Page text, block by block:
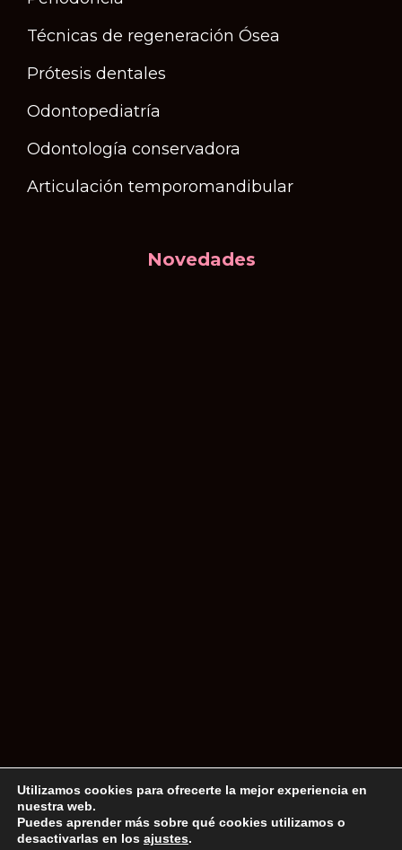
Técnicas de regeneración Ósea
Prótesis dentales
Odontopediatría
Odontología conservadora
Articulación temporomandibular
Novedades
Utilizamos cookies para ofrecerte la mejor experiencia en
nuestra web.
Puedes aprender más sobre qué cookies utilizamos o
desactivarlas en los ajustes.